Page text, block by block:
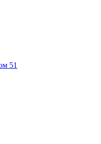
51